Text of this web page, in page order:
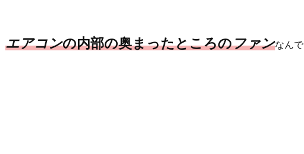
エアコンの内部の奥まったところのファンなんで